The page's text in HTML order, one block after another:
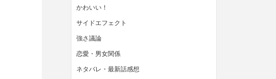
かわいい！
サイドエフェクト
強さ議論
恋愛・男女関係
ネタバレ・最新話感想